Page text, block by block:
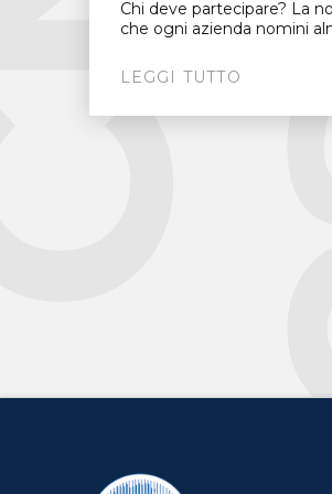
Chi deve partecipare? La
che ogni azienda nomini
LEGGI TUTTO